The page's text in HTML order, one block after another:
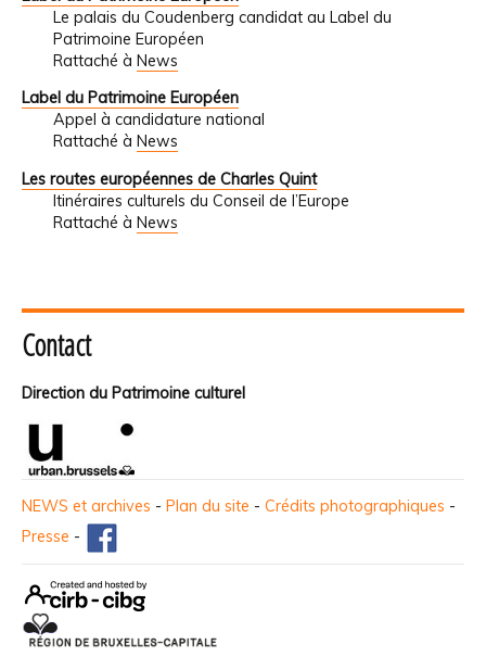
Le palais du Coudenberg candidat au Label du
Patrimoine Européen
Rattaché à News
Label du Patrimoine Européen
Appel à candidature national
Rattaché à News
Les routes européennes de Charles Quint
Itinéraires culturels du Conseil de l’Europe
Rattaché à News
Contact
Direction du Patrimoine culturel
NEWS et archives - Plan du site - Crédits photographiques -
Presse -